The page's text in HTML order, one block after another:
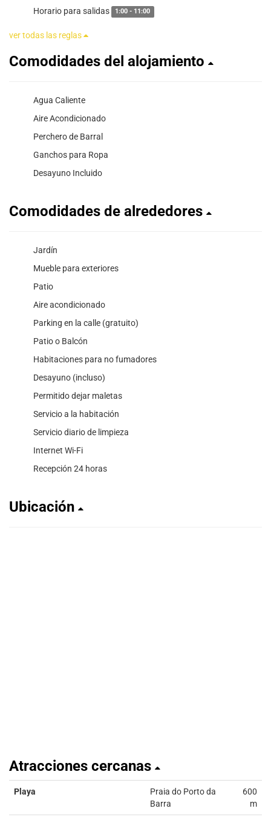
Horario para salidas 1:00 - 11:00
ver todas las reglas
Comodidades del alojamiento
Agua Caliente
Aire Acondicionado
Perchero de Barral
Ganchos para Ropa
Desayuno Incluido
Comodidades de alrededores
Jardín
Mueble para exteriores
Patio
Aire acondicionado
Parking en la calle (gratuito)
Patio o Balcón
Habitaciones para no fumadores
Desayuno (incluso)
Permitido dejar maletas
Servicio a la habitación
Servicio diario de limpieza
Internet Wi-Fi
Recepción 24 horas
Ubicación
Atracciones cercanas
Playa
Praia do Porto da
Barra
600
m